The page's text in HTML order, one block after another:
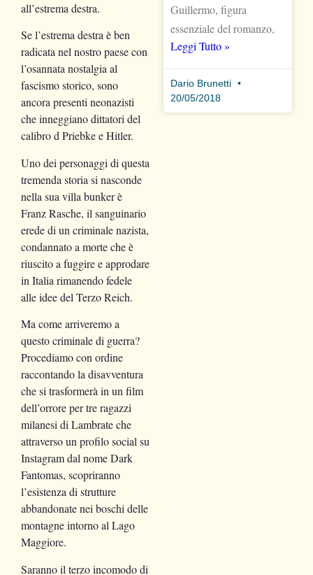
all’estrema destra.
Se l’estrema destra è ben
radicata nel nostro paese con
l’osannata nostalgia al
fascismo storico, sono
ancora presenti neonazisti
che inneggiano dittatori del
calibro d Priebke e Hitler.
Uno dei personaggi di questa
tremenda storia si nasconde
nella sua villa bunker è
Franz Rasche, il sanguinario
erede di un criminale nazista,
condannato a morte che è
riuscito a fuggire e approdare
in Italia rimanendo fedele
alle idee del Terzo Reich.
Ma come arriveremo a
questo criminale di guerra?
Procediamo con ordine
raccontando la disavventura
che si trasformerà in un film
dell’orrore per tre ragazzi
milanesi di Lambrate che
attraverso un profilo social su
Instagram dal nome Dark
Fantomas, scopriranno
l’esistenza di strutture
abbandonate nei boschi delle
montagne intorno al Lago
Maggiore.
Saranno il terzo incomodo di
Guillermo, figura
essenziale del romanzo,
Leggi Tutto »
Dario Brunetti
20/05/2018